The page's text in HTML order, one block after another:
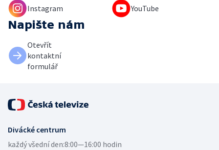
Instagram YouTube
Napište nám
Otevřít
kontaktní
formulář
Divácké centrum
každý všední den:8:00—16:00 hodin